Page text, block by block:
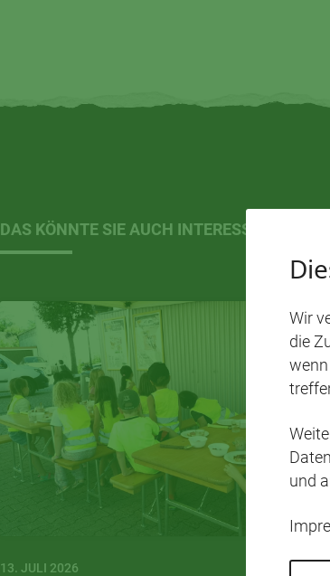
DAS KÖNNTE SIE AUCH INTERESSIEREN…
13. JULI 2026
Wir
die
und